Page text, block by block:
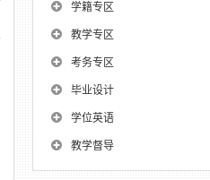
学籍专区
教学专区
考务专区
毕业设计
学位英语
教学督导